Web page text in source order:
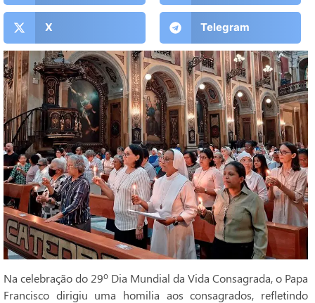
X Telegram
Na celebração do 29º Dia Mundial da Vida Consagrada, o Papa
Francisco dirigiu uma homilia aos consagrados, refletindo